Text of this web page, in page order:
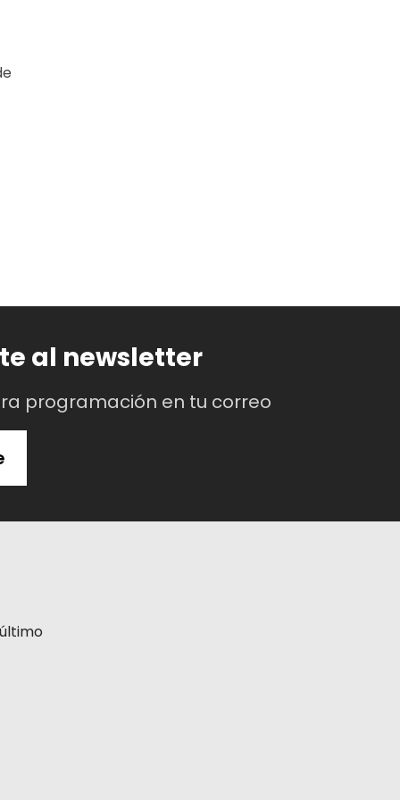
al newsletter
programación en tu correo